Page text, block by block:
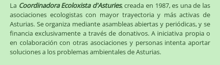
La Coordinadora Ecoloxista d'Asturies, creada en 1987, es una de las
asociaciones ecologistas con mayor trayectoria y más activas de
Asturias. Se organiza mediante asambleas abiertas y periódicas, y se
financia exclusivamente a través de donativos. A iniciativa propia o
en colaboración con otras asociaciones y personas intenta aportar
soluciones a los problemas ambientales de Asturias.